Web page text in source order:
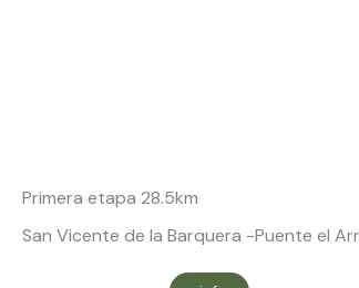
Primera etapa 28.5km
San Vicente de la Barquera -Puente el